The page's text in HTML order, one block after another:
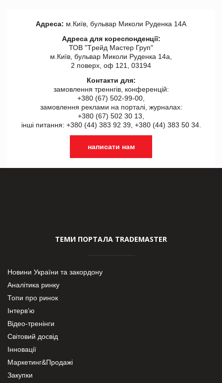
Адреса: м.Київ, бульвар Миколи Руденка 14А
Адреса для кореспонденції:
ТОВ "Tрейд Мастер Груп"
м.Київ, бульвар Миколи Руденка 14а,
2 поверх, оф 121, 03194
Контакти для:
замовлення треннгів, конференцій:
+380 (67) 502-99-00,
замовлення реклами на порталі, журналах:
+380 (67) 502 30 13,
інші питання: +380 (44) 383 92 39, +380 (44) 383 50 34.
написати нам
ТЕМИ ПОРТАЛА TRADEMASTER
Новини України та закордону
Аналітика ринку
Топи про ринок
Інтерв’ю
Відео-тренінги
Світовий досвід
Інновації
Маркетинг&Продажі
Закупки